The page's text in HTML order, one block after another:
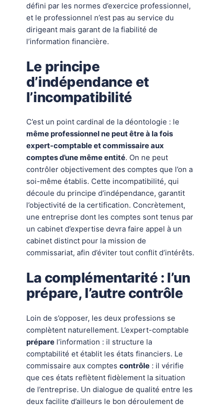
défini par les normes d’exercice professionnel,
et le professionnel n’est pas au service du
dirigeant mais garant de la fiabilité de
l’information financière.
Le principe
d’indépendance et
l’incompatibilité
C’est un point cardinal de la déontologie : le
même professionnel ne peut être à la fois
expert-comptable et commissaire aux
comptes d’une même entité. On ne peut
contrôler objectivement des comptes que l’on a
soi-même établis. Cette incompatibilité, qui
découle du principe d’indépendance, garantit
l’objectivité de la certification. Concrètement,
une entreprise dont les comptes sont tenus par
un cabinet d’expertise devra faire appel à un
cabinet distinct pour la mission de
commissariat, afin d’éviter tout conflit d’intérêts.
La complémentarité : l’un
prépare, l’autre contrôle
Loin de s’opposer, les deux professions se
complètent naturellement. L’expert-comptable
préparel’information : il structure la
comptabilité et établit les états financiers. Le
commissaire aux comptes contrôle: il vérifie
que ces états reflètent fidèlement la situation
de l’entreprise. Un dialogue de qualité entre les
deux facilite d’ailleurs le bon déroulement de